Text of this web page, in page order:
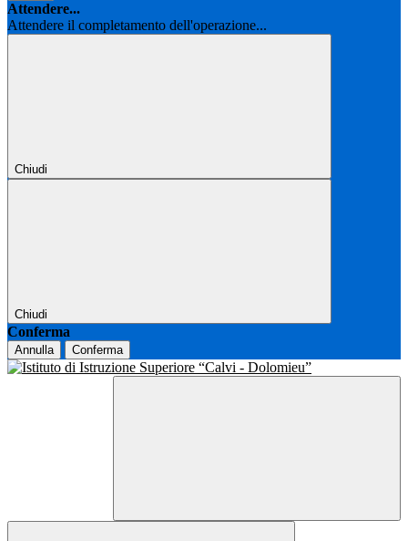
Attendere...
Attendere il completamento dell'operazione...
Chiudi
Chiudi
Conferma
Annulla Conferma